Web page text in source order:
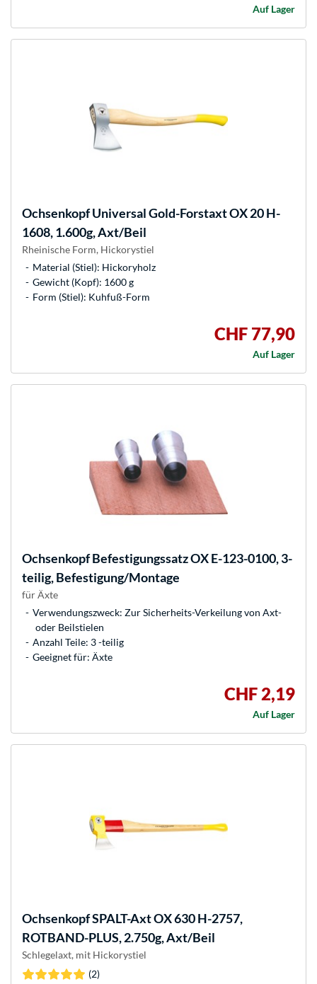
Auf Lager
OchsenkopfUniversal Gold-Forstaxt OX 20 H-
1608, 1.600g, Axt/Beil
Rheinische Form, Hickorystiel
Material (Stiel): Hickoryholz
Gewicht (Kopf): 1600 g
Form (Stiel): Kuhfuß-Form
CHF 77,90
Auf Lager
OchsenkopfBefestigungssatz OX E-123-0100, 3-
teilig, Befestigung/Montage
für Äxte
Verwendungszweck: Zur Sicherheits-Verkeilung von Axt-
oder Beilstielen
Anzahl Teile: 3 -teilig
Geeignet für: Äxte
CHF 2,19
Auf Lager
OchsenkopfSPALT-Axt OX 630 H-2757,
ROTBAND-PLUS, 2.750g, Axt/Beil
Schlegelaxt, mit Hickorystiel
(2)